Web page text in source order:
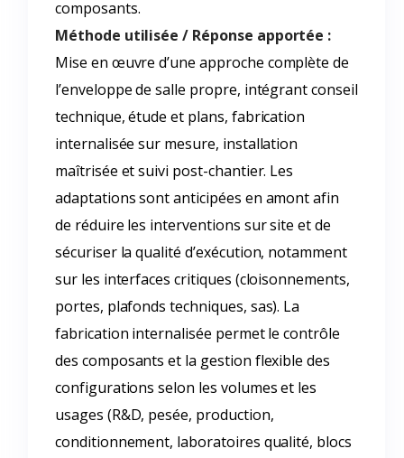
composants.
Méthode utilisée / Réponse apportée :
Mise en œuvre d’une approche complète de
l’enveloppe de salle propre, intégrant conseil
technique, étude et plans, fabrication
internalisée sur mesure, installation
maîtrisée et suivi post-chantier. Les
adaptations sont anticipées en amont afin
de réduire les interventions sur site et de
sécuriser la qualité d’exécution, notamment
sur les interfaces critiques (cloisonnements,
portes, plafonds techniques, sas). La
fabrication internalisée permet le contrôle
des composants et la gestion flexible des
configurations selon les volumes et les
usages (R&D, pesée, production,
conditionnement, laboratoires qualité, blocs